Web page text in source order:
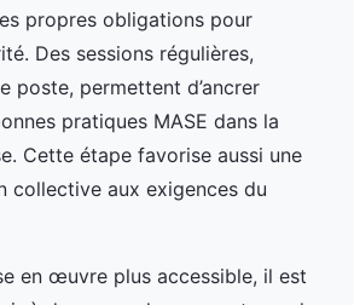
propres obligations pour
Des sessions régulières,
poste, permettent d’ancrer
pratiques MASE dans la
Cette étape favorise aussi une
collective aux exigences du
en œuvre plus accessible, il est